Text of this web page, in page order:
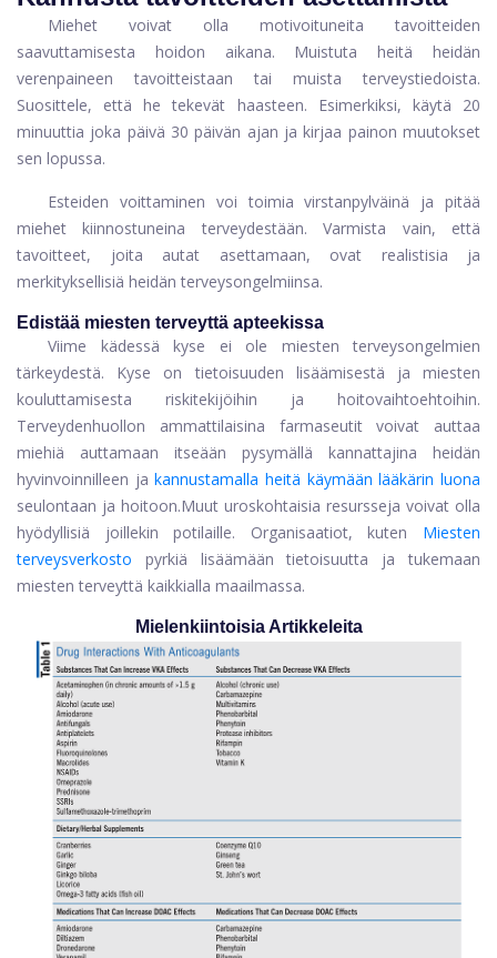
Miehet voivat olla motivoituneita tavoitteiden
saavuttamisesta hoidon aikana. Muistuta heitä heidän
verenpaineen tavoitteistaan ​​tai muista terveystiedoista.
Suosittele, että he tekevät haasteen. Esimerkiksi, käytä 20
minuuttia joka päivä 30 päivän ajan ja kirjaa painon muutokset
sen lopussa.
Esteiden voittaminen voi toimia virstanpylväinä ja pitää
miehet kiinnostuneina terveydestään. Varmista vain, että
tavoitteet, joita autat asettamaan, ovat realistisia ja
merkityksellisiä heidän terveysongelmiinsa.
Edistää miesten terveyttä apteekissa
Viime kädessä kyse ei ole miesten terveysongelmien
tärkeydestä. Kyse on tietoisuuden lisäämisestä ja miesten
kouluttamisesta riskitekijöihin ja hoitovaihtoehtoihin.
Terveydenhuollon ammattilaisina farmaseutit voivat auttaa
miehiä auttamaan itseään pysymällä kannattajina heidän
hyvinvoinnilleen ja kannustamalla heitä käymään lääkärin luona
seulontaan ja hoitoon.Muut uroskohtaisia ​​resursseja voivat olla
hyödyllisiä joillekin potilaille. Organisaatiot, kuten
Miesten
terveysverkosto
pyrkiä lisäämään tietoisuutta ja tukemaan
miesten terveyttä kaikkialla maailmassa.
Mielenkiintoisia Artikkeleita